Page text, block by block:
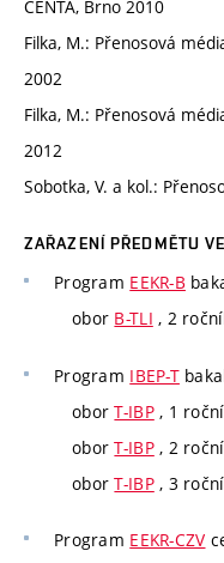
CENTA, Brno 2010
Filka, M.: Přenosová
2002
Filka, M.: Přenosová
2012
Sobotka, V. a kol.:
ZAŘAZENÍ PŘEDMĚTU
Program EEKR-B
obor B-TLI , 2
Program IBEP-T
oborT-IBP, 1
oborT-IBP, 2
oborT-IBP, 3
Program EEKR-CZV